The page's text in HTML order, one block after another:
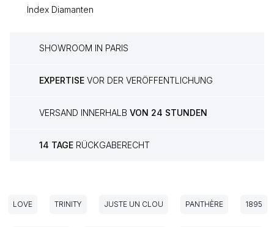
Index Diamanten
SHOWROOM IN PARIS
EXPERTISE VOR DER VERÖFFENTLICHUNG
VERSAND INNERHALB VON 24 STUNDEN
14 TAGE RÜCKGABERECHT
LOVE TRINITY JUSTE UN CLOU PANTHÈRE 1895